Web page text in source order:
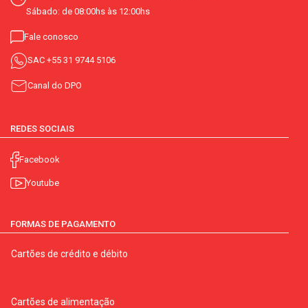
Sábado: de 08:00hs às 12:00hs
Fale conosco
SAC +55 31 9744 5106
Canal do DPO
REDES SOCIAIS
Facebook
Youtube
FORMAS DE PAGAMENTO
Cartões de crédito e débito
Cartões de alimentação